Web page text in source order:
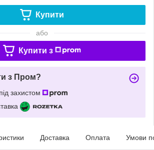
Купити
або
Купити з
з Пром?
захистом
Доставка Оплата Умови